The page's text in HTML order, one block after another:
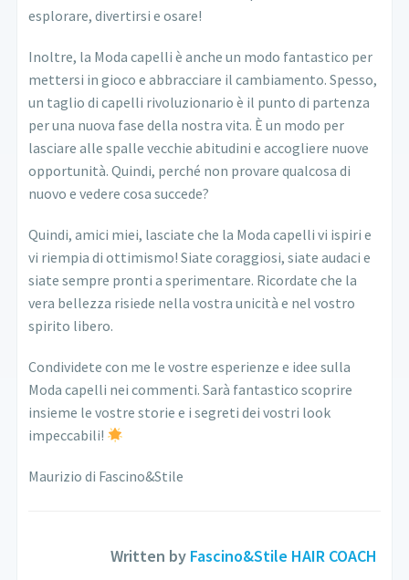
esplorare, divertirsi e osare!
Inoltre, la Moda capelli è anche un modo fantastico per
mettersi in gioco e abbracciare il cambiamento. Spesso,
un taglio di capelli rivoluzionario è il punto di partenza
per una nuova fase della nostra vita. È un modo per
lasciare alle spalle vecchie abitudini e accogliere nuove
opportunità. Quindi, perché non provare qualcosa di
nuovo e vedere cosa succede?
Quindi, amici miei, lasciate che la Moda capelli vi ispiri e
vi riempia di ottimismo! Siate coraggiosi, siate audaci e
siate sempre pronti a sperimentare. Ricordate che la
vera bellezza risiede nella vostra unicità e nel vostro
spirito libero.
Condividete con me le vostre esperienze e idee sulla
Moda capelli nei commenti. Sarà fantastico scoprire
insieme le vostre storie e i segreti dei vostri look
impeccabili!
Maurizio di Fascino&Stile
Written by Fascino&Stile HAIR COACH